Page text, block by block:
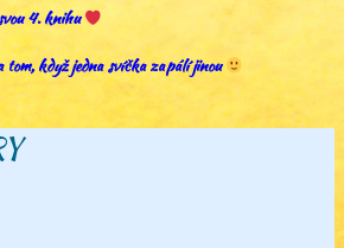
4. knihu
tom, když jedna svíčka zapálí jinou